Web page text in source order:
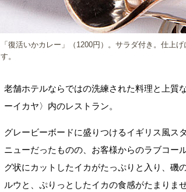
「復活いかカレー」（1200円）。サラダ付き。仕上
す。
老舗ホテルならではの洗練された料理と上質
ーイカヤ〉内のレストラン。
グレービーボードに盛りつけるイギリス風ス
ニューだったものの、お客様からのラブコー
グ状にカットしたイカがたっぷりと入り、磯
ルウと、ぷりっとしたイカの食感がたまりませ